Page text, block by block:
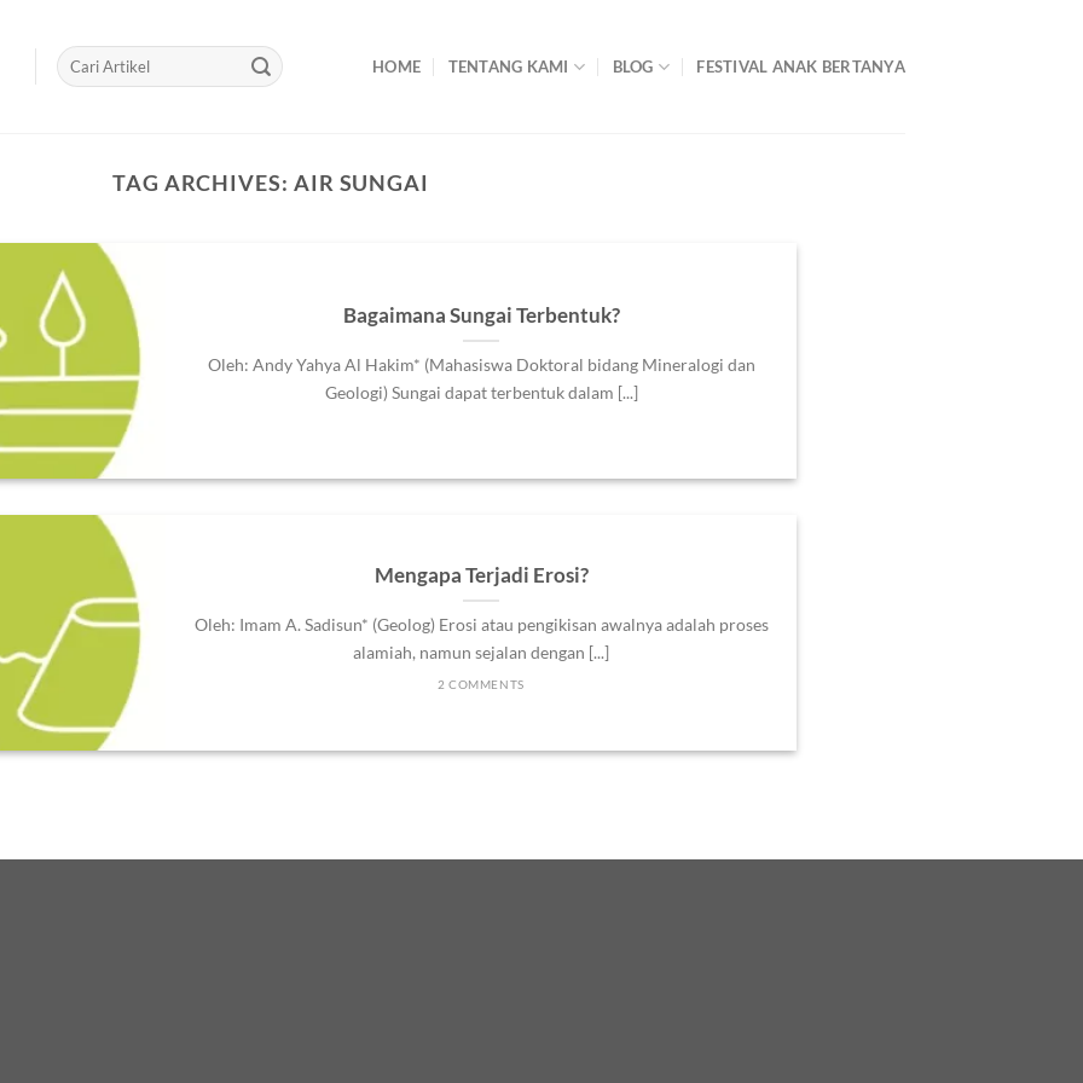
HOME TENTANG KAMI BLOG FESTIVAL ANAK BERTANYA
TAG ARCHIVES: AIR SUNGAI
Bagaimana Sungai Terbentuk?
Oleh: Andy Yahya Al Hakim* (Mahasiswa Doktoral bidang Mineralogi dan
Geologi) Sungai dapat terbentuk dalam [...]
Mengapa Terjadi Erosi?
Oleh: Imam A. Sadisun* (Geolog) Erosi atau pengikisan awalnya adalah proses
alamiah, namun sejalan dengan [...]
2 COMMENTS